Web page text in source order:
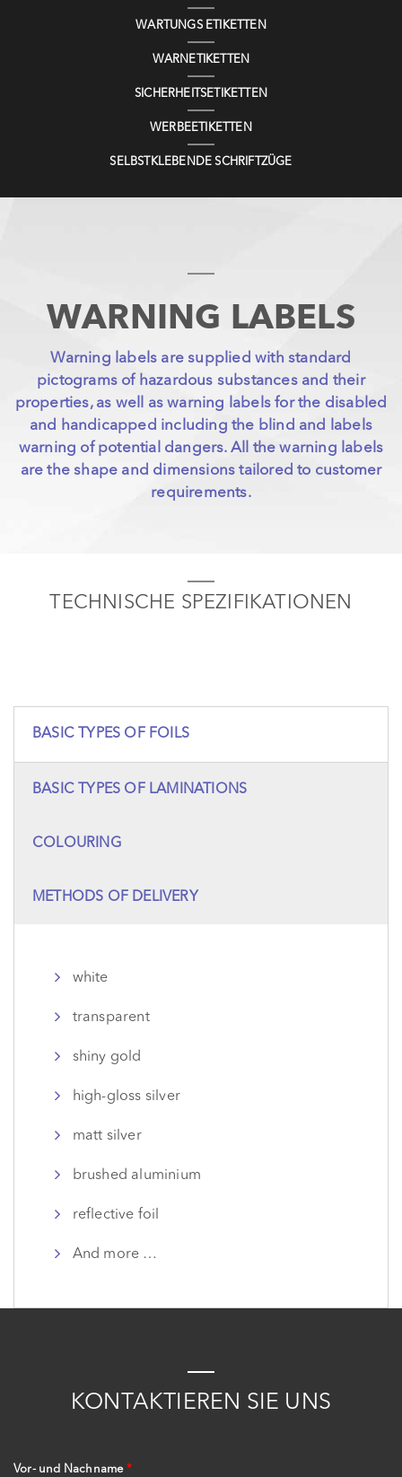
WARTUNGS ETIKETTEN
WARNETIKETTEN
SICHERHEITSETIKETTEN
WERBEETIKETTEN
SELBSTKLEBENDE SCHRIFTZÜGE
WARNING LABELS
Warning labels are supplied with standard
pictograms of hazardous substances and their
properties, as well as warning labels for the disabled
and handicapped including the blind and labels
warning of potential dangers. All the warning labels
are the shape and dimensions tailored to customer
requirements.
TECHNISCHE SPEZIFIKATIONEN
BASIC TYPES OF FOILS
BASIC TYPES OF LAMINATIONS
COLOURING
METHODS OF DELIVERY
white
transparent
shiny gold
high-gloss silver
matt silver
brushed aluminium
reflective foil
And more …
KONTAKTIEREN SIE UNS
Vor- und Nachname *